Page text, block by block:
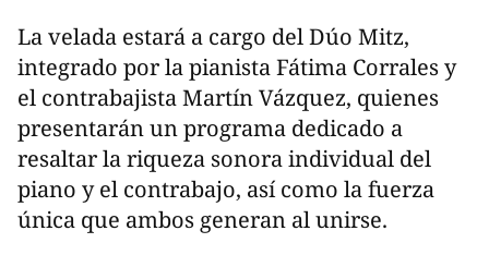
La velada estará a cargo del Dúo Mitz,
integrado por la pianista Fátima Corrales y
el contrabajista Martín Vázquez, quienes
presentarán un programa dedicado a
resaltar la riqueza sonora individual del
piano y el contrabajo, así como la fuerza
única que ambos generan al unirse.